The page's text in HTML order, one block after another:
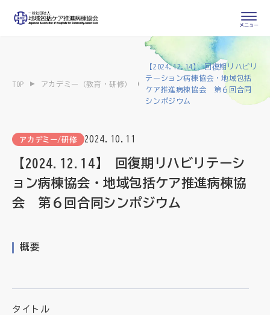
入会申し込み
会員の登録情報
変更・退会
医療・介護関係者
医療介護関係者向けよくあるご質問
会員の皆様
地域包括ケア病棟・地域包括医療病棟とは
TOP アカデミー（教育・研修）
【2024.12.14】 回復期リハビリ
テーション病棟協会・地域包括
ケア推進病棟協会 第６回合同
シンポジウム
アカデミー/研修 2024.10.11
【2024.12.14】 回復期リハビリテーシ
ョン病棟協会・地域包括ケア推進病棟協
会 第６回合同シンポジウム
概要
タイトル